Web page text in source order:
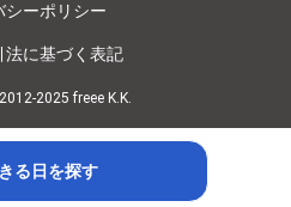
る日を探す
シーポリシー
法に基づく表記
2012-2025 freee K.K.